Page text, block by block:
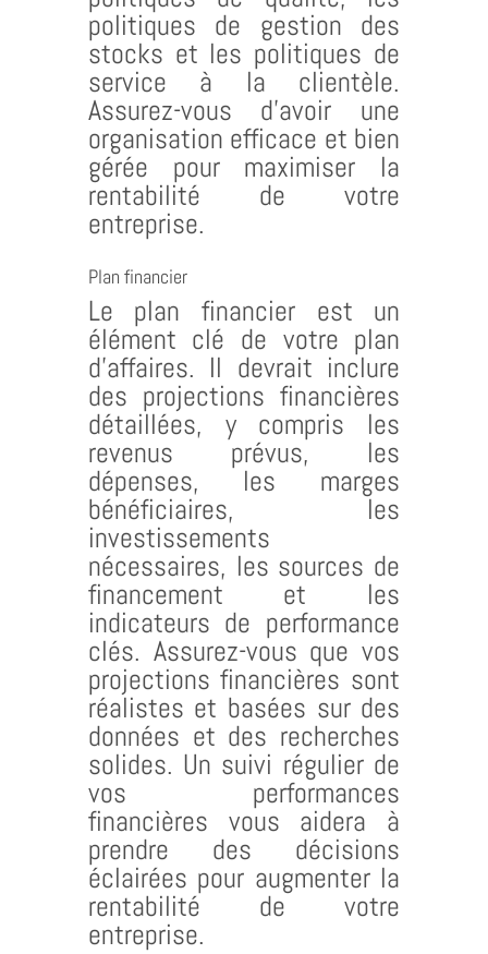
politiques de gestion des
stocks et les politiques de
service à la clientèle.
Assurez-vous d’avoir une
organisation efficace et bien
gérée pour maximiser la
rentabilité de votre
entreprise.
Plan financier
Le plan financier est un
élément clé de votre plan
d’affaires. Il devrait inclure
des projections financières
détaillées, y compris les
revenus prévus, les
dépenses, les marges
bénéficiaires, les
investissements
nécessaires, les sources de
financement et les
indicateurs de performance
clés. Assurez-vous que vos
projections financières sont
réalistes et basées sur des
données et des recherches
solides. Un suivi régulier de
vos performances
financières vous aidera à
prendre des décisions
éclairées pour augmenter la
rentabilité de votre
entreprise.